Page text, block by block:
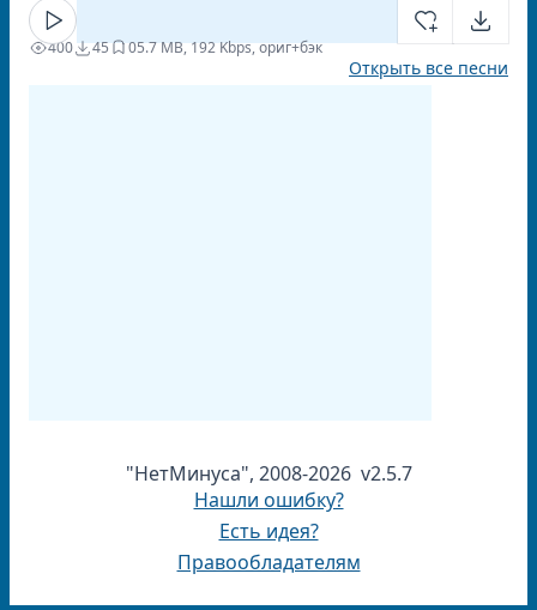
400 45 05.7 MB, 192 Kbps, ориг+бэк
Открыть все песни
"НетМинуса", 2008-2026 v2.5.7
Нашли ошибку?
Есть идея?
Правообладателям